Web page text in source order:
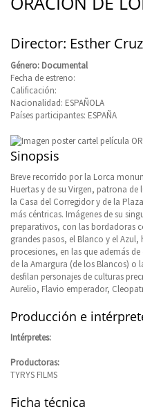
Director: Esther
Género: Documental
Fecha de estreno:
Calificación:
Nacionalidad: ESPAÑOLA
Países participantes: ESPAÑA
Sinopsis
Breve recorrido por la Lorca
Huertas y de su Virgen, patrona
la Casa del Corregidor y de la
más céntricas. Imágenes de su
preparativos, con las bordadoras
grandes pasos, el Blanco y el Azul,
procesiones, en las que además
de la Amargura (de los Blancos) o
desfilan personajes de culturas
Aurelio, Flavio emperador,
Producción e
Intérpretes:
Productoras:
TYRYS FILMS
Ficha técnica